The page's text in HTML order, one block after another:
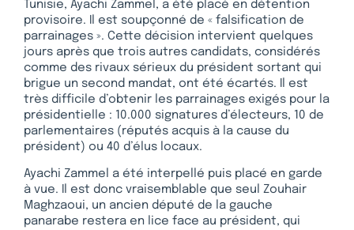
Tunisie, Ayachi Zammel, a été placé en détention
provisoire. Il est soupçonné de « falsification de
parrainages ». Cette décision intervient quelques
jours après que trois autres candidats, considérés
comme des rivaux sérieux du président sortant qui
brigue un second mandat, ont été écartés. Il est
très difficile d’obtenir les parrainages exigés pour la
présidentielle : 10.000 signatures d’électeurs, 10 de
parlementaires (réputés acquis à la cause du
président) ou 40 d’élus locaux.
Ayachi Zammel a été interpellé puis placé en garde
à vue. Il est donc vraisemblable que seul Zouhair
Maghzaoui, un ancien député de la gauche
panarabe restera en lice face au président, qui